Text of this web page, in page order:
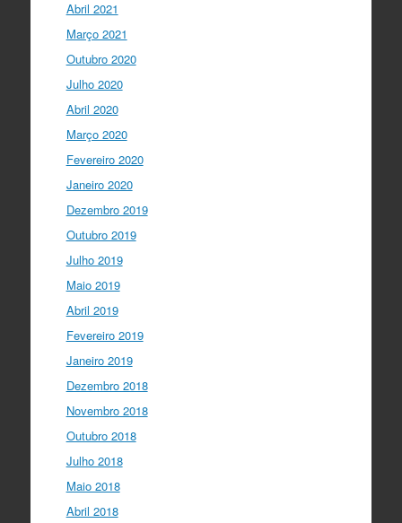
Abril 2021
Março 2021
Outubro 2020
Julho 2020
Abril 2020
Março 2020
Fevereiro 2020
Janeiro 2020
Dezembro 2019
Outubro 2019
Julho 2019
Maio 2019
Abril 2019
Fevereiro 2019
Janeiro 2019
Dezembro 2018
Novembro 2018
Outubro 2018
Julho 2018
Maio 2018
Abril 2018